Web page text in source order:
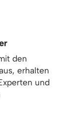
den
erhalten
und